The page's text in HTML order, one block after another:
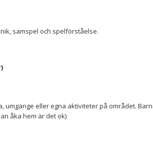
samspel och spelförståelse.
umgänge eller egna aktiviteter på området.
åka hem är det ok)